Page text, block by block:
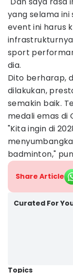
yang selama
event ini harus
sport
dia.
Dito berharap,
dilakukan,
semakin baik.
medali emas di
"Kita ingin di
badminton,"
Share Article
Curated For
Topics